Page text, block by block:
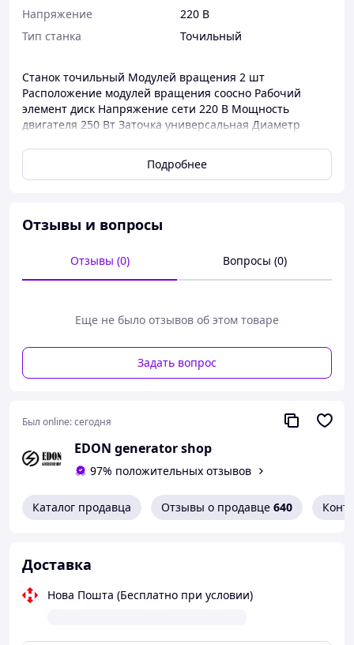
Напряжение
220 В
Тип станка
Точильный
Станок точильный Модулей вращения 2 шт
Расположение модулей вращения соосно Рабочий
элемент диск Напряжение сети 220 В Мощность
двигателя 250 Вт Заточка универсальная Диаметр
Толщина диска 18 мм Скорость вращения диска 3000
Подробнее
Отзывы и вопросы
Отзывы (0) Вопросы (0)
Еще не было отзывов об этом товаре
Задать вопрос
Был online:сегодня
EDON generator shop
97% положительных отзывов
Каталог продавца Отзывы о продавце 640
Доставка
Нова Пошта (Бесплатно при условии)